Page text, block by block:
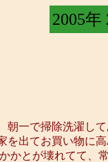
2005年
朝一で掃除洗濯し
を出てお買い物に
かとが壊れてて、